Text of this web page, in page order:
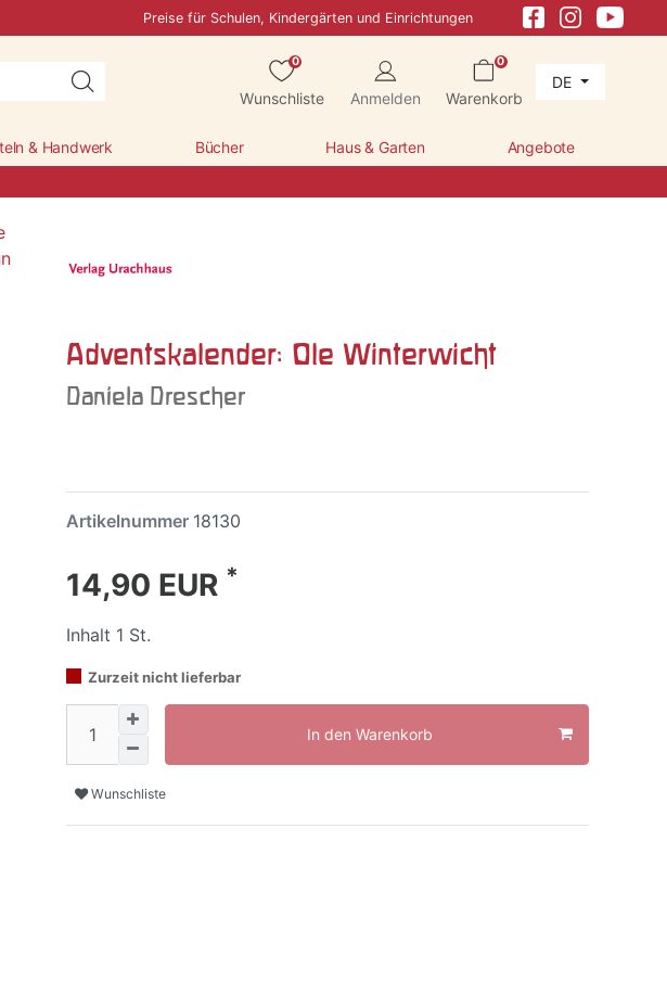
Preise für Schulen, Kindergärten und Einrichtungen
0
Wunschliste Anmelden
0
Warenkorb
DE
& Handwerk Bücher Haus & Garten Angebote
Adventskalender: Ole Winterwicht
Daniela Drescher
Artikelnummer 18130
14,90 EUR *
Inhalt 1 St.
Zurzeit nicht lieferbar
In den Warenkorb
Wunschliste